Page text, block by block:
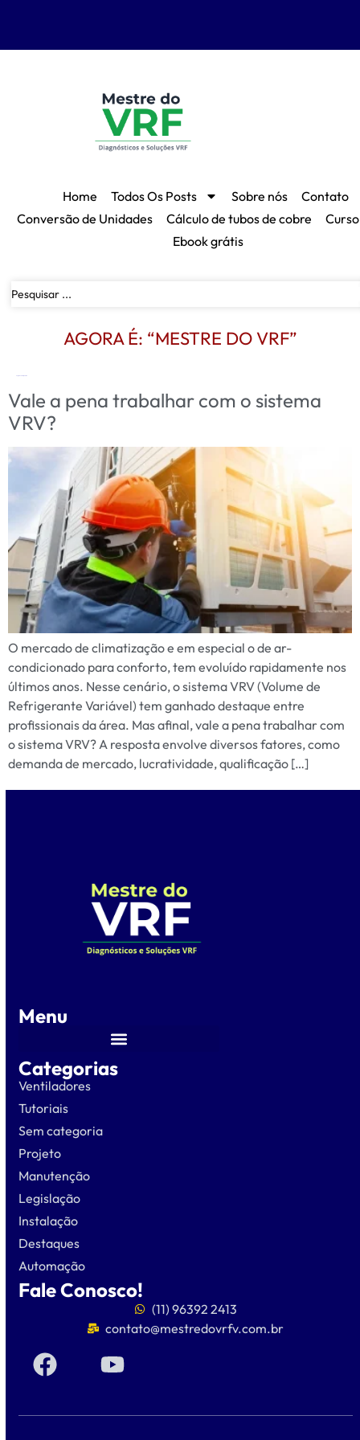
Home Todos Os Posts Sobre nós
Contato
Conversão de Unidades
Cálculo de tubos de cobre
Ebook grátis
AGORA É: “MESTRE DO VRF”
Vale a pena trabalhar com o sistema
VRV?
O mercado de climatização e em especial o de ar-
condicionado para conforto, tem evoluído rapidamente nos
últimos anos. Nesse cenário, o sistema VRV (Volume de
Refrigerante Variável) tem ganhado destaque entre
profissionais da área. Mas afinal, vale a pena trabalhar com
o sistema VRV? A resposta envolve diversos fatores, como
demanda de mercado, lucratividade, qualificação […]
Menu
Categorias
Ventiladores
Tutoriais
Sem categoria
Projeto
Manutenção
Legislação
Instalação
Destaques
Automação
Fale Conosco!
(11) 96392 2413
contato@mestredovrfv.com.br